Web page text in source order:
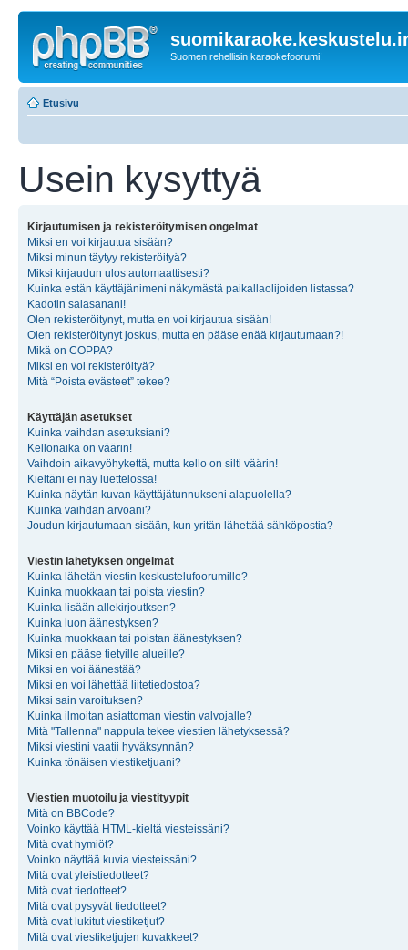
Suomen rehellisin karaokefoorumi!
Etusivu
Usein kysyttyä
Kirjautumisen ja rekisteröitymisen ongelmat
Miksi en voi kirjautua sisään?
Miksi minun täytyy rekisteröityä?
Miksi kirjaudun ulos automaattisesti?
Kuinka estän käyttäjänimeni näkymästä paikallaolijoiden listassa?
Kadotin salasanani!
Olen rekisteröitynyt, mutta en voi kirjautua sisään!
Olen rekisteröitynyt joskus, mutta en pääse enää kirjautumaan?!
Mikä on COPPA?
Miksi en voi rekisteröityä?
Mitä “Poista evästeet” tekee?
Käyttäjän asetukset
Kuinka vaihdan asetuksiani?
Kellonaika on väärin!
Vaihdoin aikavyöhykettä, mutta kello on silti väärin!
Kieltäni ei näy luettelossa!
Kuinka näytän kuvan käyttäjätunnukseni alapuolella?
Kuinka vaihdan arvoani?
Joudun kirjautumaan sisään, kun yritän lähettää sähköpostia?
Viestin lähetyksen ongelmat
Kuinka lähetän viestin keskustelufoorumille?
Kuinka muokkaan tai poista viestin?
Kuinka lisään allekirjoutksen?
Kuinka luon äänestyksen?
Kuinka muokkaan tai poistan äänestyksen?
Miksi en pääse tietyille alueille?
Miksi en voi äänestää?
Miksi en voi lähettää liitetiedostoa?
Miksi sain varoituksen?
Kuinka ilmoitan asiattoman viestin valvojalle?
Mitä "Tallenna" nappula tekee viestien lähetyksessä?
Miksi viestini vaatii hyväksynnän?
Kuinka tönäisen viestiketjuani?
Viestien muotoilu ja viestityypit
Mitä on BBCode?
Voinko käyttää HTML-kieltä viesteissäni?
Mitä ovat hymiöt?
Voinko näyttää kuvia viesteissäni?
Mitä ovat yleistiedotteet?
Mitä ovat tiedotteet?
Mitä ovat pysyvät tiedotteet?
Mitä ovat lukitut viestiketjut?
Mitä ovat viestiketjujen kuvakkeet?